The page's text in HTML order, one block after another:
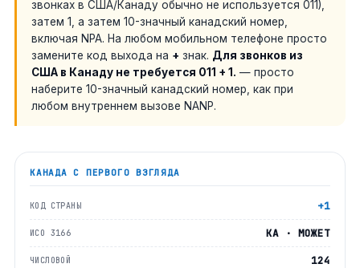
звонках в США/Канаду обычно не используется 011),
затем 1, а затем 10-значный канадский номер,
включая NPA. На любом мобильном телефоне просто
замените код выхода на + знак. Для звонков из
США в Канаду не требуется 011 + 1. — просто
наберите 10-значный канадский номер, как при
любом внутреннем вызове NANP.
КАНАДА С ПЕРВОГО ВЗГЛЯДА
КОД СТРАНЫ +1
ИСО 3166 КА · МОЖЕТ
ЧИСЛОВОЙ 124